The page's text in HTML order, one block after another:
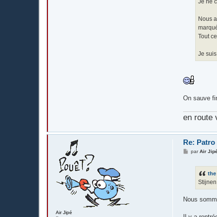
Nous
Tout
Je
On sauve
en route
Air Jipé
Re: Patro
MparAir
the
Nous